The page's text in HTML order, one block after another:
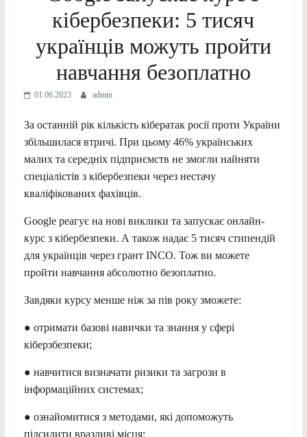
кібербезпеки: 5 тисяч
українців можуть пройти
навчання безоплатно
01.06.2023 admin
За останній рік кількість кібератак росії проти України
збільшилася втричі. При цьому 46% українських
малих та середніх підприємств не змогли найняти
спеціалістів з кібербезпеки через нестачу
кваліфікованих фахівців.
Google реагує на нові виклики та запускає онлайн-
курс з кібербезпеки. А також надає 5 тисяч стипендій
для українців через грант INCO. Тож ви можете
пройти навчання абсолютно безоплатно.
Завдяки курсу менше ніж за пів року зможете:
● отримати базові навички та знання у сфері
кіберзбезпеки;
● навчитися визначати ризики та загрози в
інформаційних системах;
● ознайомитися з методами, які допоможуть
підсилити вразливі місця;